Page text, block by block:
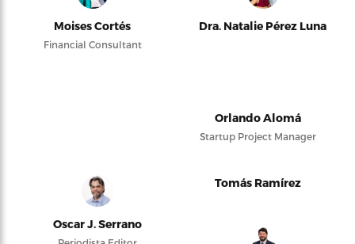
Moises Cortés
Financial Consultant
Dra. Natalie Pérez Luna
Orlando Alomá
Startup Project Manager
Oscar J. Serrano
Tomás Ramírez